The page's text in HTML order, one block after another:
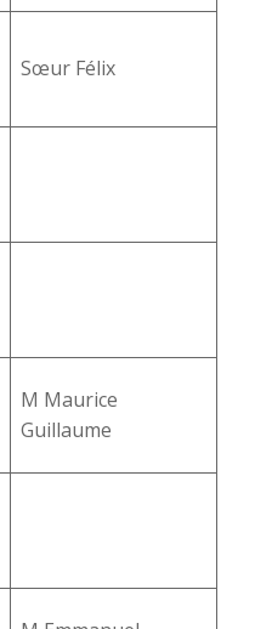
Sœur Félix
M Maurice
Guillaume